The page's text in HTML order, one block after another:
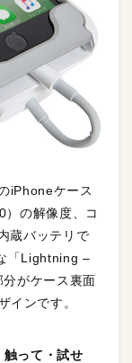
iPhoneケース
の解像度、コ
蔵バッテリで
「Lightning –
がケース裏面
インです。
って・試せ